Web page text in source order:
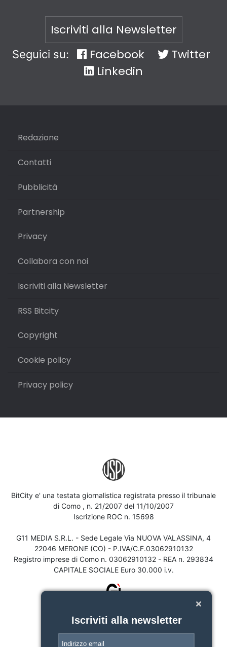
Iscriviti alla Newsletter
Seguici su: Facebook
Twitter
Linkedin
Redazione
Contatti
Pubblicità
Partnership
Privacy
Collabora con noi
Iscriviti alla Newsletter
RSS Bitcity
Copyright
Cookie policy
Privacy policy
BitCity e' una testata giornalistica registrata presso il tribunale
di Como , n. 21/2007 del 11/10/2007
Iscrizione ROC n. 15698
G11 MEDIA S.R.L. - Sede Legale Via NUOVA VALASSINA, 4
22046 MERONE (CO) - P.IVA/C.F.03062910132
Registro imprese di Como n. 03062910132 - REA n. 293834
CAPITALE SOCIALE Euro 30.000 i.v.
Iscriviti alla newsletter